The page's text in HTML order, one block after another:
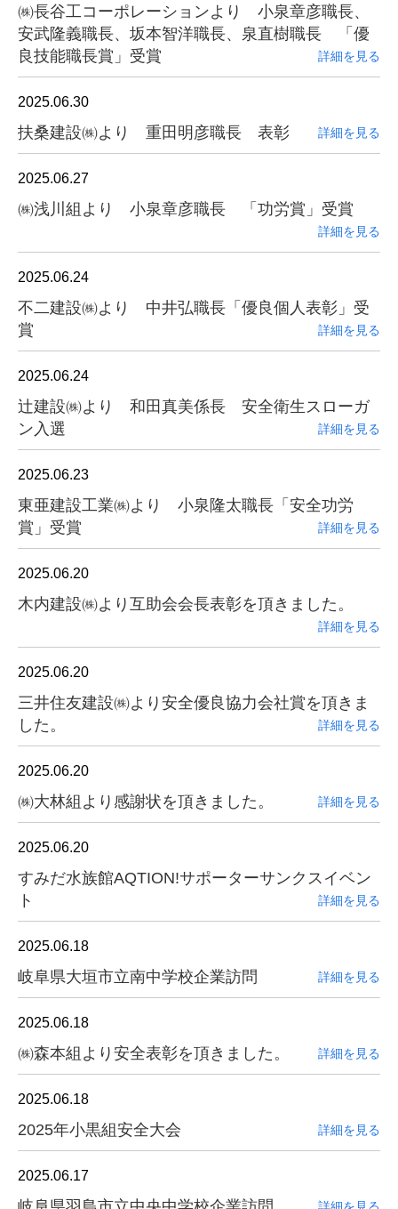
㈱長谷工コーポレーションより 小泉章彦職長、
安武隆義職長、坂本智洋職長、泉直樹職長 「優
良技能職長賞」受賞
詳細を見る
2025.06.30
扶桑建設㈱より 重田明彦職長 表彰 詳細を見る
2025.06.27
㈱浅川組より 小泉章彦職長 「功労賞」受賞
詳細を見る
2025.06.24
不二建設㈱より 中井弘職長「優良個人表彰」受
賞
詳細を見る
2025.06.24
辻建設㈱より 和田真美係長 安全衛生スローガ
ン入選
詳細を見る
2025.06.23
東亜建設工業㈱より 小泉隆太職長「安全功労
賞」受賞
詳細を見る
2025.06.20
木内建設㈱より互助会会長表彰を頂きました。
詳細を見る
2025.06.20
三井住友建設㈱より安全優良協力会社賞を頂きま
した。
詳細を見る
2025.06.20
㈱大林組より感謝状を頂きました。 詳細を見る
2025.06.20
すみだ水族館AQTION!サポーターサンクスイベン
ト
詳細を見る
2025.06.18
岐阜県大垣市立南中学校企業訪問 詳細を見る
2025.06.18
㈱森本組より安全表彰を頂きました。 詳細を見る
2025.06.18
2025年小黒組安全大会 詳細を見る
2025.06.17
詳細を見る